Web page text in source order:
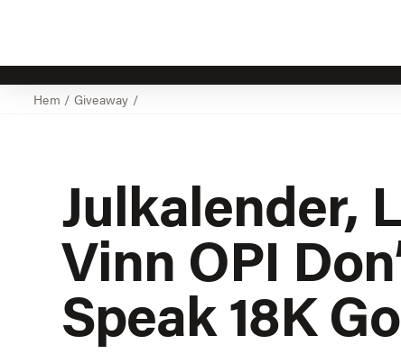
Hem / Giveaway /
Julkalender,
Vinn OPI
Speak 18K